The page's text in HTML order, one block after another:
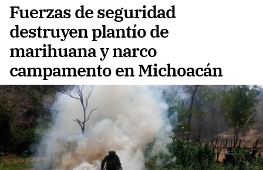
Fuerzas de seguridad
destruyen plantío de
marihuana y narco
campamento en Michoacán